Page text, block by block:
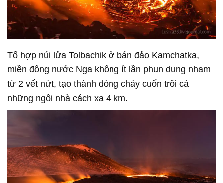
Tổ hợp núi lửa Tolbachik ở bán đảo Kamchatka,
miền đông nước Nga không ít lần phun dung nham
từ 2 vết nứt, tạo thành dòng chảy cuốn trôi cả
những ngôi nhà cách xa 4 km.